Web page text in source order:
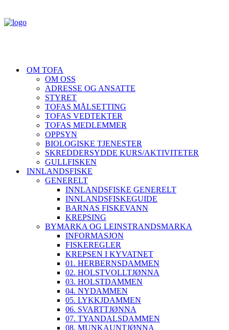
OM TOFA
OM OSS
ADRESSE OG ANSATTE
STYRET
TOFAS MÅLSETTING
TOFAS VEDTEKTER
TOFAS MEDLEMMER
OPPSYN
BIOLOGISKE TJENESTER
SKREDDERSYDDE KURS/AKTIVITETER
GULLFISKEN
INNLANDSFISKE
GENERELT
INNLANDSFISKE GENERELT
INNLANDSFISKEGUIDE
BARNAS FISKEVANN
KREPSING
BYMARKA OG LEINSTRANDSMARKA
INFORMASJON
FISKEREGLER
KREPSEN I KYVATNET
01. HERBERNSDAMMEN
02. HOLSTVOLLTJØNNA
03. HOLSTDAMMEN
04. NYDAMMEN
05. LYKKJDAMMEN
06. SVARTTJØNNA
07. TYANDALSDAMMEN
08. MUNKAUNTJØNNA